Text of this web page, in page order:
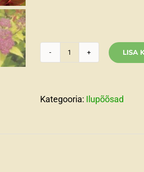
Jaapani
LISA
Kategooria: Ilupõõsad